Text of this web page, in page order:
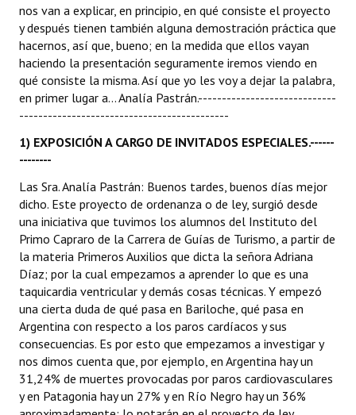
Huéspedes de Honor - Registro
Antiguos Pobladores - Registro
Reconocimientos - Registro
Bariloche, Municipio intercultural
Entrega de distinciones
REFORMA DE LA CARTA ORGÁNICA
nos van a explicar, en principio, en qué consiste el proyecto
y después tienen también alguna demostración práctica que
hacernos, así que, bueno; en la medida que ellos vayan
haciendo la presentación seguramente iremos viendo en
qué consiste la misma. Así que yo les voy a dejar la palabra,
en primer lugar a... Analía Pastrán.-----------------------------
--------------------------------------------
1) EXPOSICIÓN A CARGO DE INVITADOS ESPECIALES.------
--------
Las Sra. Analía Pastrán: Buenos tardes, buenos días mejor
dicho. Este proyecto de ordenanza o de ley, surgió desde
una iniciativa que tuvimos los alumnos del Instituto del
Primo Capraro de la Carrera de Guías de Turismo, a partir de
la materia Primeros Auxilios que dicta la señora Adriana
Díaz; por la cual empezamos a aprender lo que es una
taquicardia ventricular y demás cosas técnicas. Y empezó
una cierta duda de qué pasa en Bariloche, qué pasa en
Argentina con respecto a los paros cardíacos y sus
consecuencias. Es por esto que empezamos a investigar y
nos dimos cuenta que, por ejemplo, en Argentina hay un
31,24% de muertes provocadas por paros cardiovasculares
y en Patagonia hay un 27% y en Río Negro hay un 36%